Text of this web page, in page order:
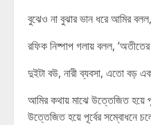
বুঝেও না বুঝার ভান ধরে আমির
রফিক নিষ্পাপ গলায় বলল, ‘অতীতের
দুইটা বউ, নারী ব্যবসা, এতো বড়
আমির কথায় মাঝে উত্তেজিত হয়ে
উত্তেজিত হয়ে পূর্বের সম্বোধনে